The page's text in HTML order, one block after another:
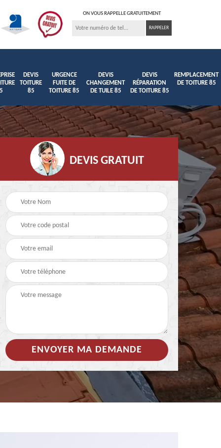
ON VOUS RAPPELLE GRATUITEMENT
DEVIS
TOITURE
85
URGENCE
FUITE DE
TOITURE 85
DEVIS
CHANGEMENT
DE TUILE 85
DEVIS
RÉPARATION
DE TOITURE 85
REMPLACEMENT
DE TOITURE 85
Hydrofuge coloré pour
toiture 85
Démoussage
nettoyage de tuile 85
DEVIS GRATUIT